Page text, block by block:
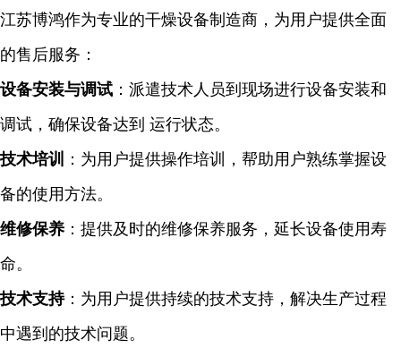
江苏博鸿作为专业的干燥设备制造商，为用户提供全面
的售后服务：
设备安装与调试 ：派遣技术人员到现场进行设备安装和
调试，确保设备达到 运行状态。
技术培训
：为用户提供操作培训，帮助用户熟练掌握设
备的使用方法。
维修保养 ：提供及时的维修保养服务，延长设备使用寿
命。
技术支持：为用户提供持续的技术支持，解决生产过程
中遇到的技术问题。